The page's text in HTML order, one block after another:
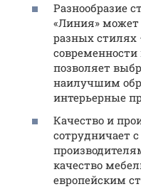
Разнообразие
«Линия»
разных стилях
позволяет
наилучшим
интерьерные
Качество и
сотрудничает
качество
европейским